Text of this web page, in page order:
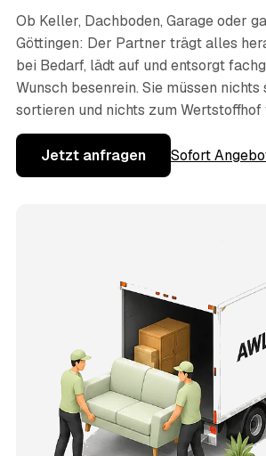
Ob Keller, Dachboden, Garage oder
Göttingen: Der Partner trägt alles
bei Bedarf, lädt auf und entsorgt
Wunsch besenrein. Sie müssen
sortieren und nichts zum Wertstoffhof
Jetzt anfragen Sofort